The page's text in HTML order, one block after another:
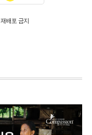
배포 금지